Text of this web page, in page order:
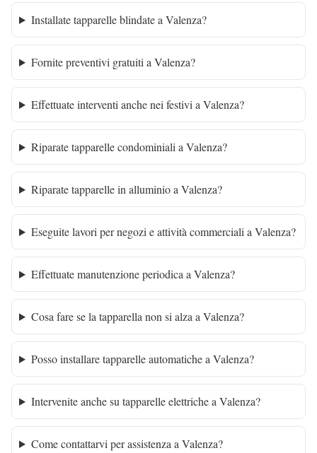
Installate tapparelle blindate a Valenza?
Fornite preventivi gratuiti a Valenza?
Effettuate interventi anche nei festivi a Valenza?
Riparate tapparelle condominiali a Valenza?
Riparate tapparelle in alluminio a Valenza?
Eseguite lavori per negozi e attività commerciali a Valenza?
Effettuate manutenzione periodica a Valenza?
Cosa fare se la tapparella non si alza a Valenza?
Posso installare tapparelle automatiche a Valenza?
Intervenite anche su tapparelle elettriche a Valenza?
Come contattarvi per assistenza a Valenza?